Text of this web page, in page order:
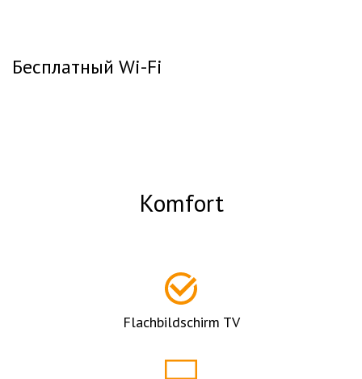
Бесплатный Wi-Fi
Komfort
Flachbildschirm TV